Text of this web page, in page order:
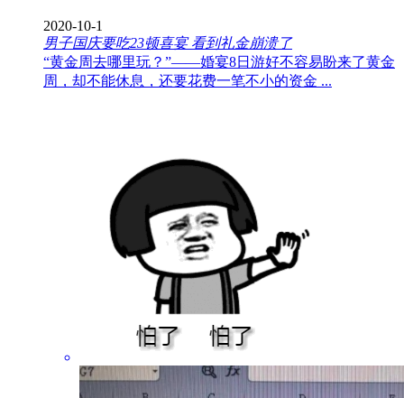
2020-10-1
男子国庆要吃23顿喜宴 看到礼金崩溃了
“黄金周去哪里玩？”——婚宴8日游好不容易盼来了黄金
周，却不能休息，还要花费一笔不小的资金 ...